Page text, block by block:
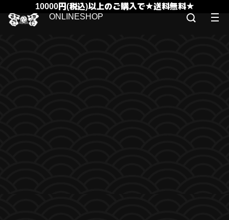
10000円(税込)以上のご購入で★送料無料★
ONLINESHOP